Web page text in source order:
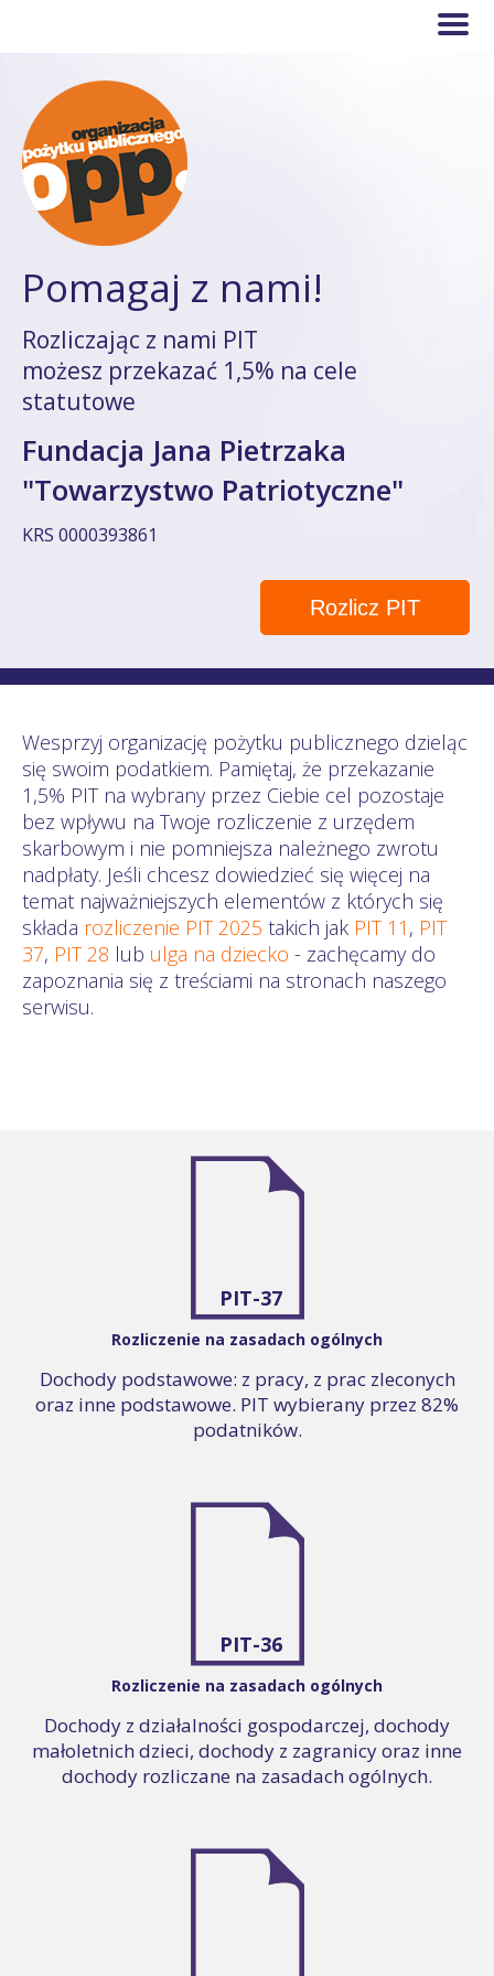
Pomagaj z nami!
Rozliczając z nami PIT
możesz przekazać 1,5% na cele
statutowe
Fundacja Jana Pietrzaka
"Towarzystwo Patriotyczne"
KRS 0000393861
Rozlicz PIT
Wesprzyj organizację pożytku publicznego dzieląc
się swoim podatkiem. Pamiętaj, że przekazanie
1,5% PIT na wybrany przez Ciebie cel pozostaje
bez wpływu na Twoje rozliczenie z urzędem
skarbowym i nie pomniejsza należnego zwrotu
nadpłaty. Jeśli chcesz dowiedzieć się więcej na
temat najważniejszych elementów z których się
składa rozliczenie PIT 2025 takich jak PIT 11 , PIT
37, PIT 28 lub ulga na dziecko - zachęcamy do
zapoznania się z treściami na stronach naszego
serwisu.
PIT-37
Rozliczenie na zasadach ogólnych
Dochody podstawowe: z pracy, z prac zleconych
oraz inne podstawowe. PIT wybierany przez 82%
podatników.
PIT-36
Rozliczenie na zasadach ogólnych
Dochody z działalności gospodarczej, dochody
małoletnich dzieci, dochody z zagranicy oraz inne
dochody rozliczane na zasadach ogólnych.